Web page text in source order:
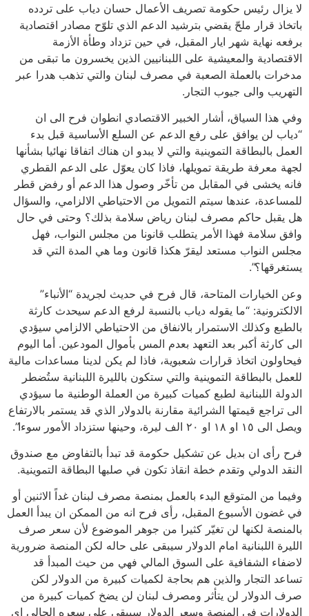
لا يزال رئيس حكومة تصريف الأعمال حسان دياب على تردده
باتخاذ قرار ملحّ يقضي بترشيد الدعم الذي تلوّح مصادر اقتصادية
برفعه نهاية شهر ايار المقبل، في حين تزداد وطأة الأزمة
الاقتصادية والمعيشية على اللبنانيين الذين يخسرون ما تبقى من
مدخرات بالعملة الصعبة في مصرف لبنان والتي تذهب هدرا عبر
التهريب والى جيوب التجار.
وفي هذا السياق، أشار الخبير الاقتصادي انطوان فرح الى ان
“دياب لن يوافق على رفع الدعم عن السلع الأساسية قبل بدء
العمل بالبطاقة التموينية والتي لا يبدو ان هناك اتفاقا نهائيا بشأنها
لجهة معرفة طريقة تمويلها، فاذا كان يعوّل على الدعم القطري
فانه يخشى في المقابل من تأخّر وصول هذا الدعم أو رفض قطر
للمساعدة، عندها سيتم التمويل من الاحتياطي الالزامي، والسؤال
هل يقبل حاكم مصرف لبنان رياض سلامة بذلك؟ وحتى في حال
وافق سلامة فهذا الأمر يتطلب قانونا من مجلس النواب، فهل
مجلس النواب مستعد ليقرّ هكذا قانون وما هي المدة التي قد
يستغرقها؟”.
وعن الخيارات المتاحة، قال فرح في حديث لجريدة “الأنباء”
الالكترونية: “ما يقوله دياب بالنسبة لرفع الدعم سيحدث كارثة
بالطبع وكذلك الاستمرار بالانفاق من الاحتياطي الالزامي سيؤدي
الى كارثة أكبر بعد التعهد بعدم المس بأموال المودعين. أما اليوم
فيحاولون اتخاذ قرارات شعبوية، فاذا لم يكن لدينا مساعدات مالية
للعمل بالبطاقة التموينية والتي ستكون بالليرة اللبنانية ستُضطر
الدولة اللبنانية لطبع كميات كبيرة من العملة الوطنية ما سيؤدي
الى تراجع قيمتها الشرائية مقارنة بالدولار الذي قد يستمر بالارتفاع
ويصل الى ١٥ او ١٨ او ٢٠ الف ليرة، وحينها ستزداد الأمور سوءا”.
فرح رأى ان بديل عن تشكيل حكومة قد تبدأ بالتفاوض مع صندوق
النقد الدولي وتقدم خطة انقاذ تكون في صلبها البطاقة التموينية.
وفيما من المتوقع البدء بالعمل بمنصة مصرف لبنان غداً الاثنين أو
في غضون الأسبوع المقبل، رأى فرح انه من الممكن ان يبدأ العمل
بالمنصة لكنها لن تغيّر كثيرا من جوهر الموضوع لأن سعر صرف
الليرة اللبنانية امام الدولار سيبقى على حاله لكن المنصة ضرورية
لاضفاء الشفافية على السوق المالي فهي من حيث المبدأ قد
تساعد التجار والذين هم بحاجة لكميات كبيرة من الدولار لكن
صرف الدولار لن يتأثر ومصرف لبنان لن يضخ كميات كبيرة من
الدولارات في المنصة وسعر الدولار سيبقى على سعره الحالي اي